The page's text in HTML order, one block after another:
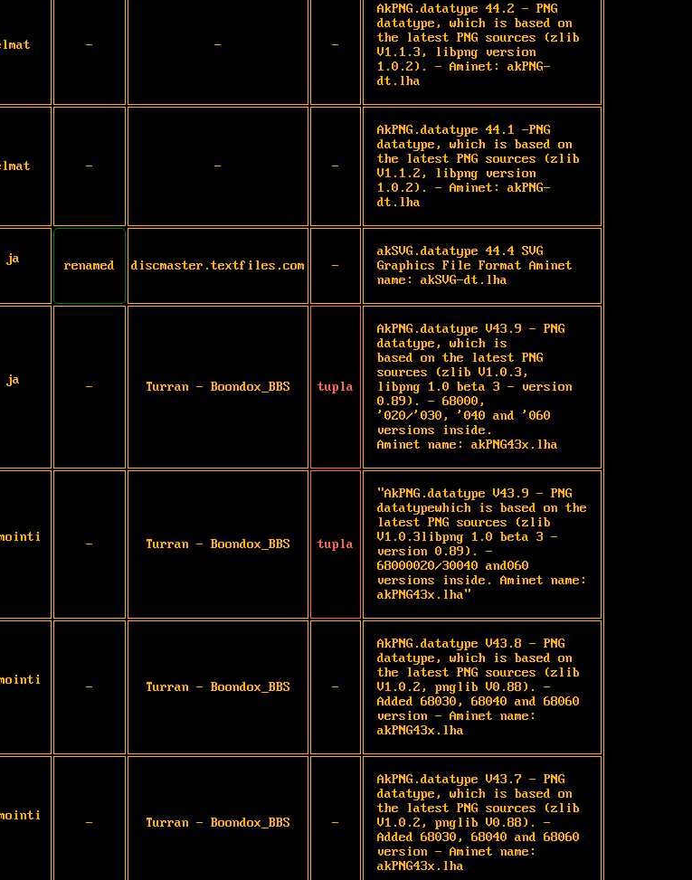
- - -
AkPNG.datatype 44.2 - PNG
datatype, which is based on
the latest PNG sources (zlib
V1.1.3, libpng version
1.0.2). - Aminet: akPNG-
dt.lha
- - -
AkPNG.datatype 44.1 -PNG
datatype, which is based on
the latest PNG sources (zlib
V1.1.2, libpng version
1.0.2). - Aminet: akPNG-
dt.lha
ja
renamed discmaster.textfiles.com -
akSVG.datatype 44.4 SVG
Graphics File Format Aminet
name: akSVG-dt.lha
ja
- Turran - Boondox_BBS tupla
AkPNG.datatype V43.9 - PNG
datatype, which is
based on the latest PNG
sources (zlib V1.0.3,
libpng 1.0 beta 3 - version
0.89). - 68000,
'020/'030, '040 and '060
versions inside.
Aminet name: akPNG43x.lha
- Turran - Boondox_BBS tupla
"AkPNG.datatype V43.9 - PNG
datatypewhich is based on the
latest PNG sources (zlib
V1.0.3libpng 1.0 beta 3 -
version 0.89). -
68000020/30040 and060
versions inside. Aminet name:
akPNG43x.lha"
- Turran - Boondox_BBS -
AkPNG.datatype V43.8 - PNG
datatype, which is based on
the latest PNG sources (zlib
V1.0.2, pnglib V0.88). -
Added 68030, 68040 and 68060
version - Aminet name:
akPNG43x.lha
- Turran - Boondox_BBS -
AkPNG.datatype V43.7 - PNG
datatype, which is based on
the latest PNG sources (zlib
V1.0.2, pnglib V0.88). -
Added 68030, 68040 and 68060
version - Aminet name:
akPNG43x.lha